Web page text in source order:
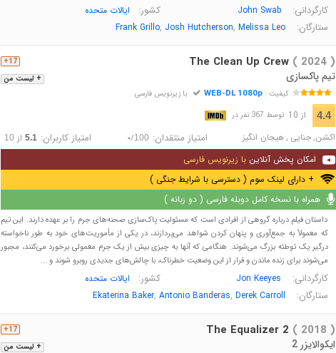
کارگردانی:John Swab کشور: ایالات متحده
ستارگان: Frank Grillo, Josh Hutcherson, Melissa Leo
+ لیست من
17+ The Clean Up Crew( 2024 )
تیم پاکسازی
کیفیت :WEB-DL 1080p با زیرنویس فارسی
4.4 از 10 توسط 367 نفر در
اکشن,جنایی ,هیجان انگیز امتیاز منتقدان: -/100 امتیاز کاربران: 5.1 از 10
امکان پخش آنلاین با زیرنویس فارسی
+ دارای لینک سوم ( دسترسی با شرایط جنگی )
همراه با نسخه کامل دوبله فارسی ( دو زبانه )
داستان فیلم درباره گروهی از افرادی است که مسئولیت پاک‌سازی صحنه‌های جرم را بر عهده دارند. این تیم
که معمولاً به جمع‌آوری و پنهان کردن شواهد می‌پردازند، در یکی از مأموریت‌های خود به طور ناخواسته
درگیر یک توطئه بزرگ می‌شوند. هنگامی که آنها به چیزی بیش از یک جرم معمولی برخورد می‌کنند، مجبور
می‌شوند برای زنده ماندن و فرار از این وضعیت خطرناک، با چالش‌های جدیدی روبرو شوند و ...
کارگردانی: Jon Keeyes کشور: ایالات متحده
ستارگان: Ekaterina Baker, Antonio Banderas, Derek Carroll
+ لیست من
17+ The Equalizer 2 ( 2018 )
ایکوالایزر 2